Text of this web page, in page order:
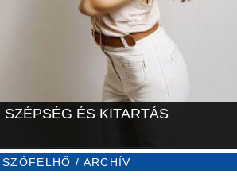
SZÉPSÉG ÉS KITARTÁS
SZÓFELHŐ / ARCHÍV